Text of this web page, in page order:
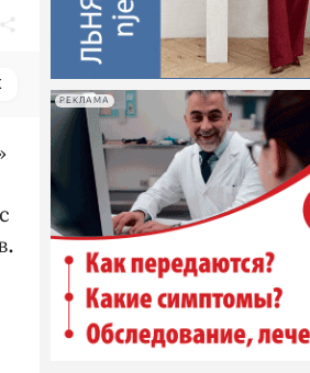
РЕКЛАМА